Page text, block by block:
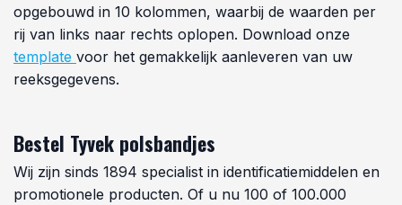
opgebouwd in 10 kolommen, waarbij de waarden per
rij van links naar rechts oplopen. Download onze
template voor het gemakkelijk aanleveren van uw
reeksgegevens.
Bestel Tyvek polsbandjes
Wij zijn sinds 1894 specialist in identificatiemiddelen en
promotionele producten. Of u nu 100 of 100.000